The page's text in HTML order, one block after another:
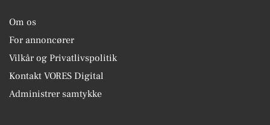
Om os
For annoncører
Vilkår og Privatlivspolitik
Kontakt VORES Digital
Administrer samtykke